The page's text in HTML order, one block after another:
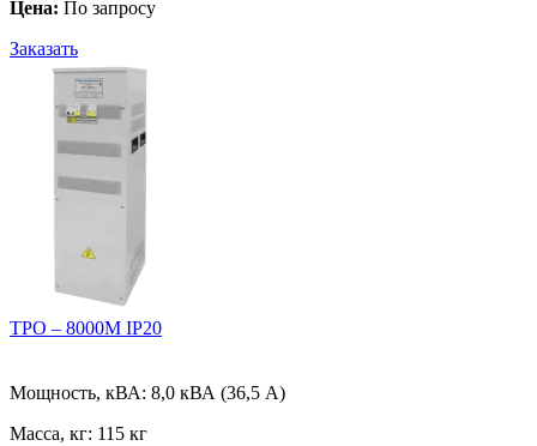
Цена: По запросу
Заказать
ТРО – 8000М IP20
Мощность, кВА: 8,0 кВА (36,5 А)
Масса, кг: 115 кг